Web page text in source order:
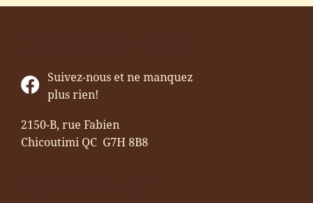
Suivez-nous et ne manquez
plus rien!
2150-B, rue Fabien
Chicoutimi QC G7H 8B8